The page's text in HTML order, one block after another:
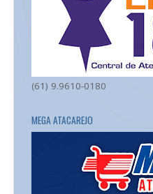
(61) 9.9610-0180
MEGA ATACAREJO